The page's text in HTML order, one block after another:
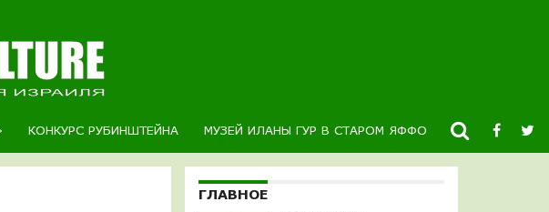
КОНКУРС РУБИНШТЕЙНА МУЗЕЙ ИЛАНЫ ГУР В СТАРОМ ЯФФО НОВОСТИ
ГЛАВНОЕ